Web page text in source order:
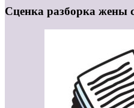
Сценка разборка жены